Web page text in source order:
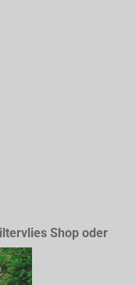
Shop oder